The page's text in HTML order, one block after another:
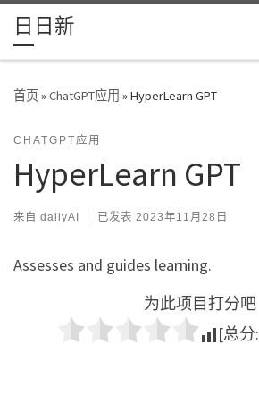
Skip to content
日日新
首页»ChatGPT应用 »HyperLearn GPT
CHATGPT应用
HyperLearn GPT
来自 dailyAI | 已发表 2023年11月28日
Assesses and guides learning.
为此项目打分吧
[总分: